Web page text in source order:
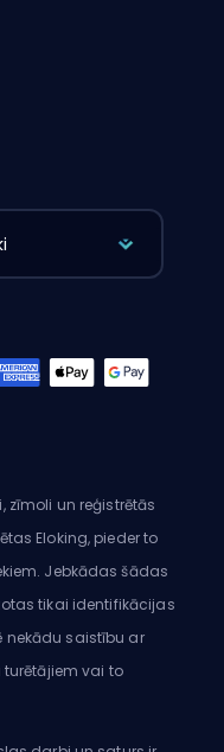
zīmoli un reģistrētās
Eloking, pieder to
Jebkādas šādas
tikai identifikācijas
nekādu saistību ar
vai to